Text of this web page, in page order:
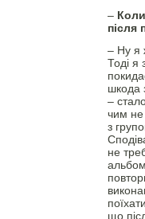
–
після
– Ну я
Тоді я
шкода
–
чим не
з
не
що